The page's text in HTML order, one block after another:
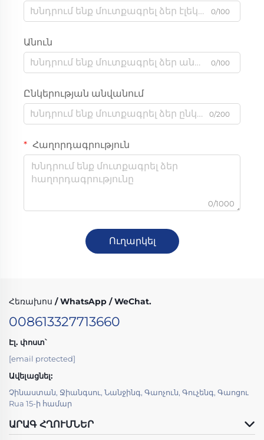
0/100
Անուն
0/100
Ընկերության անվանում
0/200
Հաղորդագրություն
0/1000
Ուղարկել
Հեռախոս / WhatsApp / WeChat.
008613327713660
Էլ. փոստ՝
[email protected]
Ավելացնել:
Չինաստան, Ջիանգսու, Նանջինգ, Գաոչուն, Գուչենգ, Գաոցու
Rua 15-ի համար
ԱՐԱԳ ՀՂՈՒՄՆԵՐ